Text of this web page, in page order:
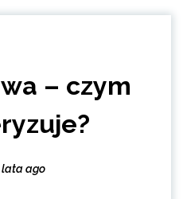
– czym
lata ago